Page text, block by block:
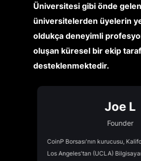
Üniversitesi gibi önde gelen
üniversitelerden üyelerin
oldukça deneyimli
oluşan küresel bir ekip
desteklenmektedir.
Joe L
Founder
CoinP Borsası'nın kurucusu,
Los Angeles'tan (UCLA) Bilgisayar